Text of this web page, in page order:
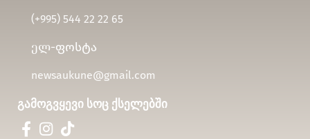
(+995)544 22 22 65
ელ-ფოსტა
newsaukune@gmail.com
გამოგვყევი სოც ქსელებში